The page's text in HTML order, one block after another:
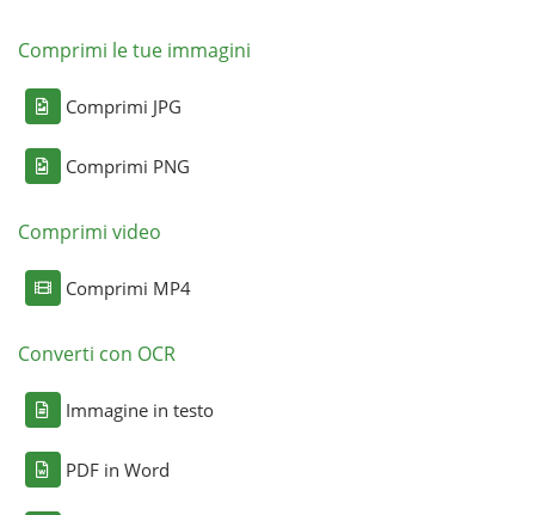
Comprimi le tue immagini
Comprimi JPG
Comprimi PNG
Comprimi video
Comprimi MP4
Converti con OCR
Immagine in testo
PDF in Word